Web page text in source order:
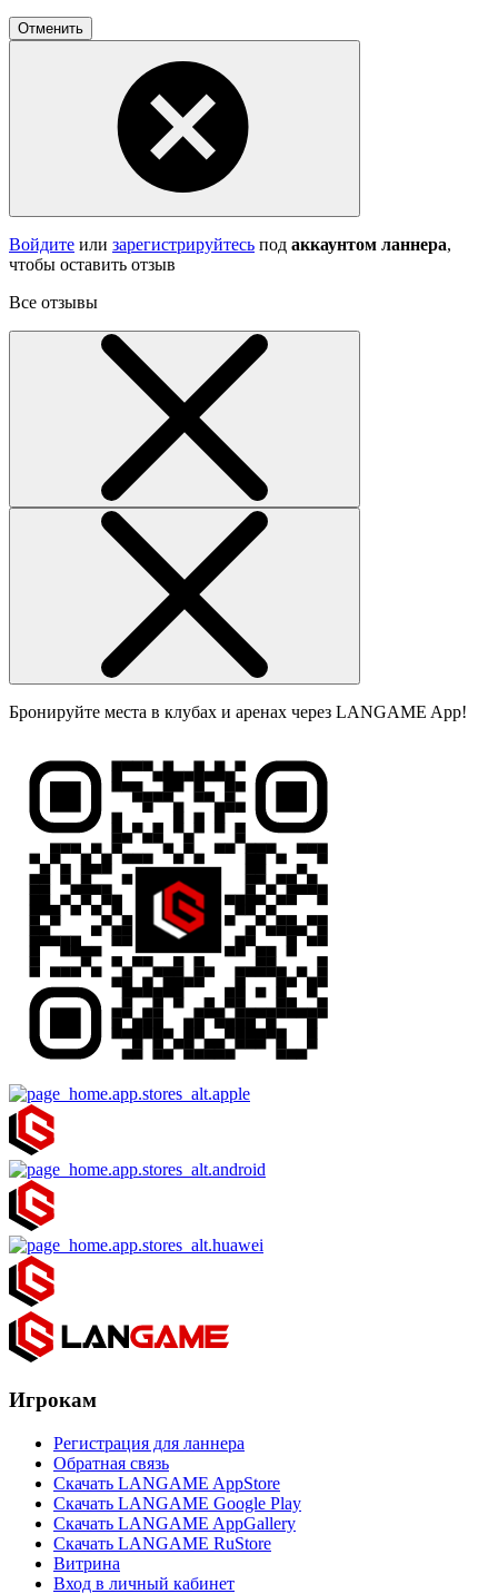
Отменить
Войдите или зарегистрируйтесь под аккаунтом ланнера,
чтобы оставить отзыв
Все отзывы
Бронируйте места в клубах и аренах через LANGAME App!
Игрокам
Регистрация для ланнера
Обратная связь
Скачать LANGAME AppStore
Скачать LANGAME Google Play
Скачать LANGAME AppGallery
Скачать LANGAME RuStore
Витрина
Вход в личный кабинет